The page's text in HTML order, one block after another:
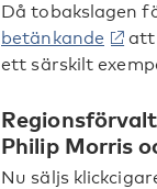
Då tobakslagen
betänkande
att
ett särskilt
Philip Morris
Nu säljs